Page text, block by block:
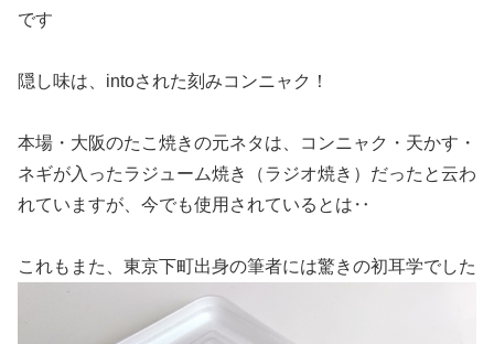
です
隠し味は、intoされた刻みコンニャク！
本場・大阪のたこ焼きの元ネタは、コンニャク・天かす・
ネギが入ったラジューム焼き（ラジオ焼き）だったと云わ
れていますが、今でも使用されているとは‥
これもまた、東京下町出身の筆者には驚きの初耳学でした